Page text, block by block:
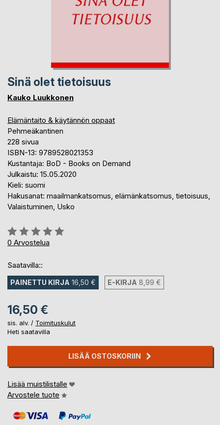
Sinä olet tietoisuus
Kauko Luukkonen
Elämäntaito & käytännön oppaat
Pehmeäkantinen
228 sivua
ISBN-13: 9789528021353
Kustantaja: BoD - Books on Demand
Julkaistu: 15.05.2020
Kieli: suomi
Hakusanat: maailmankatsomus, elämänkatsomus, tietoisuus,
Valaistuminen, Usko
Arvostelu::
0%
0 Arvostelua
Saatavilla::
PAINETTU KIRJA 16,50 € E-KIRJA 8,99 €
16,50 €
sis. alv. / Toimituskulut
Heti saatavilla
LISÄÄ OSTOSKORIIN
Lisää muistilistalle
Arvostele tuote